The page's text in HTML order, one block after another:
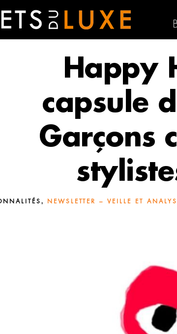
Happy
capsule
Garçons
, NEWSLETTER – VEILLE ET